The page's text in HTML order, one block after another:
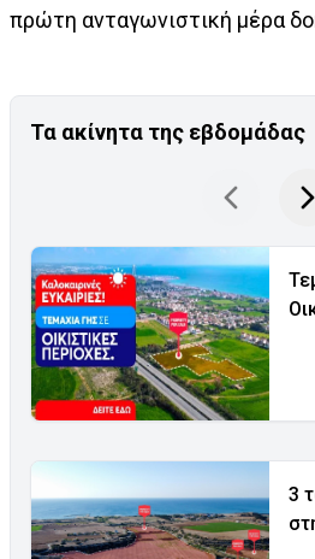
πρώτη ανταγωνιστική μέρα
Τα ακίνητα της εβδομάδας
3